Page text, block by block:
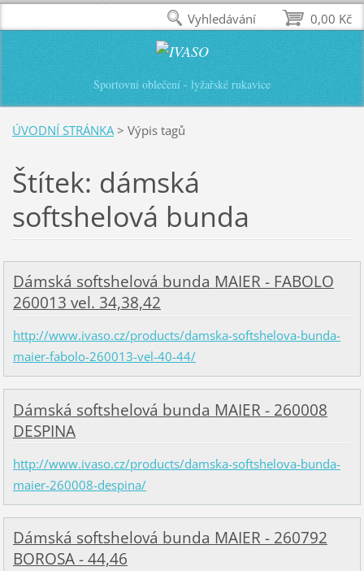
Sportovní oblečení - lyžařské rukavice
ÚVODNÍ STRÁNKA > Výpis tagů
Štítek: dámská
softshelová bunda
Dámská softshelová bunda MAIER - FABOLO
260013 vel. 34,38,42
http://www.ivaso.cz/products/damska-softshelova-bunda-
maier-fabolo-260013-vel-40-44/
Dámská softshelová bunda MAIER - 260008
DESPINA
http://www.ivaso.cz/products/damska-softshelova-bunda-
maier-260008-despina/
Dámská softshelová bunda MAIER - 260792
BOROSA - 44,46
0,00 Kč
Vyhledávání